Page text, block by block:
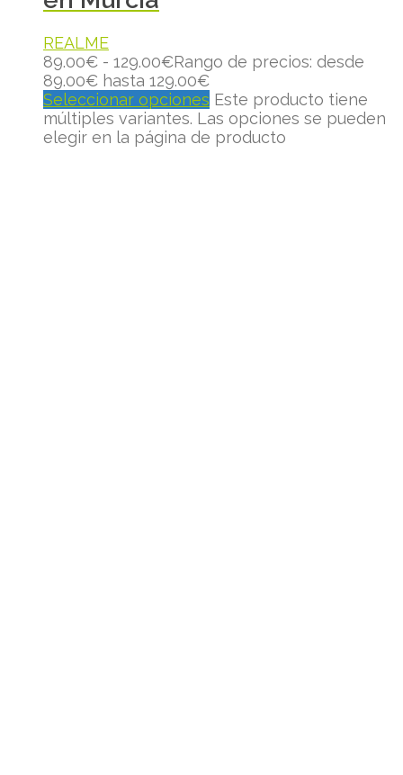
REALME
89.00€ - 129.00€Rango de precios: desde
89.00€ hasta 129.00€
Seleccionar opciones Este producto tiene
múltiples variantes. Las opciones se pueden
elegir en la página de producto